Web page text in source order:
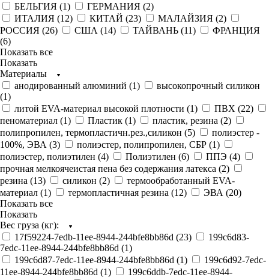
БЕЛЬГИЯ (1) ГЕРМАНИЯ (2)
ИТАЛИЯ (12) КИТАЙ (23) МАЛАЙЗИЯ (2)
РОССИЯ (26) США (14) ТАЙВАНЬ (11)
ФРАНЦИЯ
(6)
Показать все
Показать
Материалы
анодированный алюминий (1)
высокопрочный силикон
(1)
литой EVA-материал высокой плотности (1) ПВХ (22)
пеноматериал (1) Пластик (1) пластик, резина (2)
полипропилен, термопластичн.рез.,силикон (5)
полиэстер -
100%, ЭВА (3) полиэстер, полипропилен, СБР (1)
полиэстер, полиэтилен (4) Полиэтилен (6) ППЭ (4)
прочная мелкоячеистая пена без содержания латекса (2)
резина (13) силикон (2)
термообработанный EVA-
материал (1) термопластичная резина (12) ЭВА (20)
Показать все
Показать
Вес груза (кг):
17f59224-7edb-11ee-8944-244bfe8bb86d (23)
199c6d83-
7edc-11ee-8944-244bfe8bb86d (1)
199c6d87-7edc-11ee-8944-244bfe8bb86d (1)
199c6d92-7edc-
11ee-8944-244bfe8bb86d (1)
199c6ddb-7edc-11ee-8944-